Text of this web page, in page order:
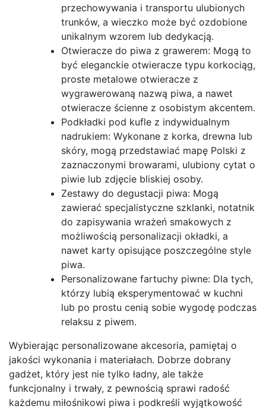
przechowywania i transportu ulubionych
trunków, a wieczko może być ozdobione
unikalnym wzorem lub dedykacją.
Otwieracze do piwa z grawerem: Mogą to
być eleganckie otwieracze typu korkociąg,
proste metalowe otwieracze z
wygrawerowaną nazwą piwa, a nawet
otwieracze ścienne z osobistym akcentem.
Podkładki pod kufle z indywidualnym
nadrukiem: Wykonane z korka, drewna lub
skóry, mogą przedstawiać mapę Polski z
zaznaczonymi browarami, ulubiony cytat o
piwie lub zdjęcie bliskiej osoby.
Zestawy do degustacji piwa: Mogą
zawierać specjalistyczne szklanki, notatnik
do zapisywania wrażeń smakowych z
możliwością personalizacji okładki, a
nawet karty opisujące poszczególne style
piwa.
Personalizowane fartuchy piwne: Dla tych,
którzy lubią eksperymentować w kuchni
lub po prostu cenią sobie wygodę podczas
relaksu z piwem.
Wybierając personalizowane akcesoria, pamiętaj o
jakości wykonania i materiałach. Dobrze dobrany
gadżet, który jest nie tylko ładny, ale także
funkcjonalny i trwały, z pewnością sprawi radość
każdemu miłośnikowi piwa i podkreśli wyjątkowość